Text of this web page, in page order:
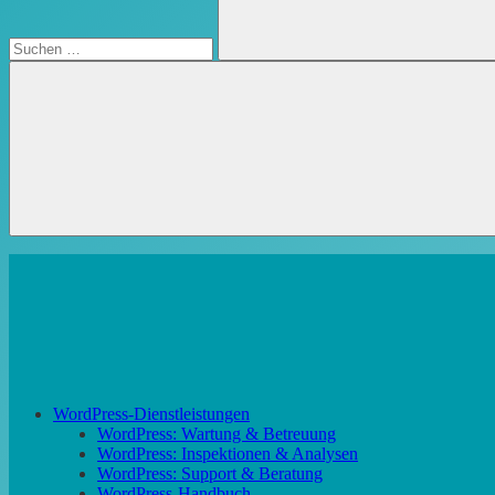
Suchen
WordPress-Dienstleistungen
WordPress: Wartung & Betreuung
WordPress: Inspektionen & Analysen
WordPress: Support & Beratung